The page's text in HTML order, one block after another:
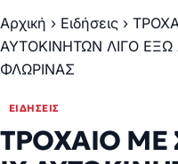
Αρχική › Ειδήσεις ›
ΑΥΤΟΚΙΝΗΤΩΝ ΛΙΓΟ
ΦΛΩΡΙΝΑΣ
ΕΙΔΉΣΕΙΣ
ΤΡΟΧΑΙΟ ΜΕ